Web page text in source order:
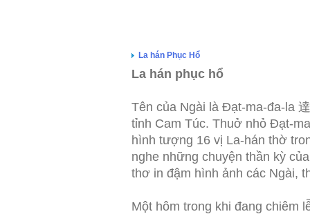
La hán Phục Hổ
La hán phục hổ
Tên của Ngài là Đạt-ma-đa-la
tỉnh Cam Túc. Thuở nhỏ Đạt-
hình tượng 16 vị La-hán thờ
nghe những chuyện thần kỳ
thơ in đậm hình ảnh các Ngài,
Một hôm trong khi đang chiêm